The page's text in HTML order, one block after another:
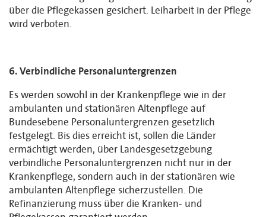
über die Pflegekassen gesichert. Leiharbeit in der Pflege
wird verboten.
6. Verbindliche Personaluntergrenzen
Es werden sowohl in der Krankenpflege wie in der
ambulanten und stationären Altenpflege auf
Bundesebene Personaluntergrenzen gesetzlich
festgelegt. Bis dies erreicht ist, sollen die Länder
ermächtigt werden, über Landesgesetzgebung
verbindliche Personaluntergrenzen nicht nur in der
Krankenpflege, sondern auch in der stationären wie
ambulanten Altenpflege sicherzustellen. Die
Refinanzierung muss über die Kranken- und